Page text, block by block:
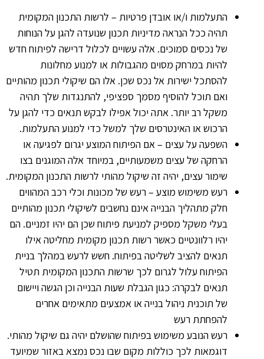
התעלמות ו/או אובדן פרטיות – לרשות התכנון המקומית
תהיה ככל הנראה מדיניות תכנון שנועדה להגן על הנוחות
של נכסים סמוכים. אלה עשויים לכלול דרישה לפיתוח חדש
להיות במרחק מסוים מהגבולות או למנוע מחלונות
להסתכל ישירות אל נכס שכן. אלו הם שיקולי תכנון מהותיים
ואם תוכל להוסיף מסמך ספציפי, להתנגדות שלך תהיה
משקל רב יותר. אתה יכול אפילו לבקש תנאים כדי להגן על
הרכוש או האינטרסים שלך למשל כדי למנוע התעלמות.
השפעה על עצים – אם הפיתוח המוצע יגרום לפגיעה או
הרחקה של עצים משמעותיים, במיוחד אלה המוגנים בצו
שימור עצים, יהיה זה שיקול מהותי לרשות התכנון המקומית.
רעש משימוש מוצע – רעש של מכונות וכלי רכב המהווים
חלק מתהליך הבנייה אינם נחשבים לשיקולי תכנון מהותיים
בעלי משקל מספיק למניעת פיתוח שכן הם יהיו זמניים. הם
יהיו רלוונטיים כאשר רשות תכנון מקומית מחליטה אילו
תנאים להציב לשליטה בפיתוח. חשש לרעש במהלך בניית
הפיתוח עלול לגרום לכך שרשות התכנון המקומית תטיל
תנאים לבקרה: כגון הגבלת שעות הבנייה וכן הגשה ויישום
של תוכנית ניהול בנייה או אמצעים מתאימים אחרים
להפחתת רעש
רעש הנובע משימוש בפיתוח שהושלם יהיה גם שיקול מהותי.
דוגמאות לכך כוללות מקום שבו נכס נמצא באזור שמיועד